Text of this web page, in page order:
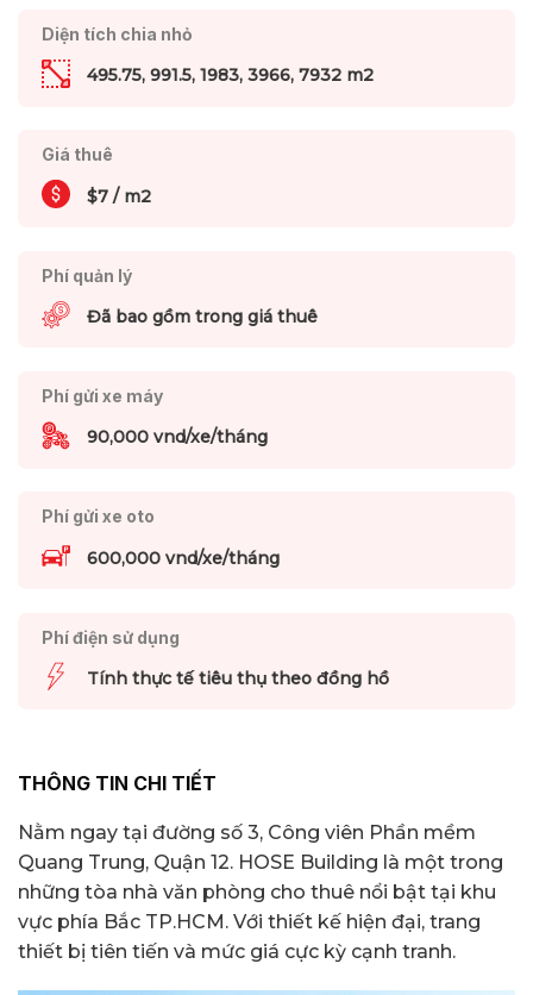
Diện tích chia nhỏ
495.75, 991.5, 1983, 3966, 7932 m2
Giá thuê
$7 / m2
Phí quản lý
Đã bao gồm trong giá thuê
Phí gửi xe máy
90,000 vnd/xe/tháng
Phí gửi xe oto
600,000 vnd/xe/tháng
Phí điện sử dụng
Tính thực tế tiêu thụ theo đồng hồ
THÔNG TIN CHI TIẾT
Nằm ngay tại đường số 3, Công viên Phần mềm
Quang Trung, Quận 12. HOSE Building là một trong
những tòa nhà văn phòng cho thuê nổi bật tại khu
vực phía Bắc TP.HCM. Với thiết kế hiện đại, trang
thiết bị tiên tiến và mức giá cực kỳ cạnh tranh.